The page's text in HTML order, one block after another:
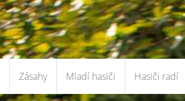
Zásahy Mladí hasiči Hasiči radí